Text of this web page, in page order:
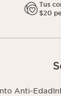
Tus
$20
Anti-Edad